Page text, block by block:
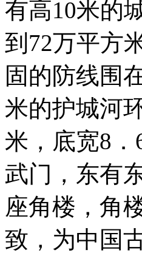
有高10米的
到72万平方
固的防线围
米的护城河
米，底宽8
武门，东有
座角楼，角
致，为中国